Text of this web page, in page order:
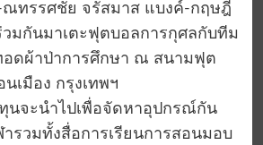
ทรรศชัย จรัสมาส แบงค์-กฤษฎี
วมกันมาเตะฟุตบอลการกุศลกับทีม
อดผ้าป่าการศึกษา ณ สนามฟุต
เมือง กรุงเทพฯ
นจะนำไปเพื่อจัดหาอุปกรณ์กัน
รวมทั้งสื่อการเรียนการสอนมอบ